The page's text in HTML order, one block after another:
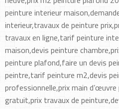
peinture interieur
interieur,travaux de peinture
travaux en ligne,tarif peinture
maison,devis peinture
peinture plafond,faire un devis
peintre,tarif peinture m2,devis
professionnelle,prix main
gratuit,prix travaux de